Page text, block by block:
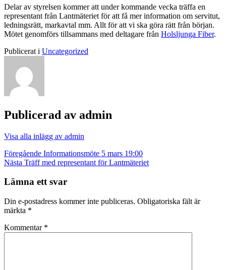
Delar av styrelsen kommer att under kommande vecka träffa en
representant från Lantmäteriet för att få mer information om servitut,
ledningsrätt, markavtal mm. Allt för att vi ska göra rätt från början.
Mötet genomförs tillsammans med deltagare från Holsljunga Fiber.
Publicerat i Uncategorized
Publicerad av admin
Visa alla inlägg av admin
Inläggsnavigering
Föregående Informationsmöte 5 mars 19:00
Nästa Träff med representant för Lantmäteriet
Lämna ett svar
Din e-postadress kommer inte publiceras. Obligatoriska fält är
märkta *
Kommentar *